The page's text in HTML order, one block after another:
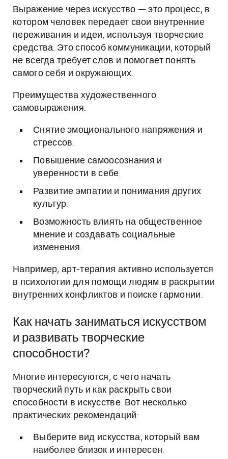
Выражение через искусство — это процесс, в
котором человек передает свои внутренние
переживания и идеи, используя творческие
средства. Это способ коммуникации, который
не всегда требует слов и помогает понять
самого себя и окружающих.
Преимущества художественного
самовыражения:
Снятие эмоционального напряжения и
стрессов.
Повышение самоосознания и
уверенности в себе.
Развитие эмпатии и понимания других
культур.
Возможность влиять на общественное
мнение и создавать социальные
изменения.
Например, арт-терапия активно используется
в психологии для помощи людям в раскрытии
внутренних конфликтов и поиске гармонии.
Как начать заниматься искусством
и развивать творческие
способности?
Многие интересуются, с чего начать
творческий путь и как раскрыть свои
способности в искусстве. Вот несколько
практических рекомендаций:
Выберите вид искусства, который вам
наиболее близок и интересен.